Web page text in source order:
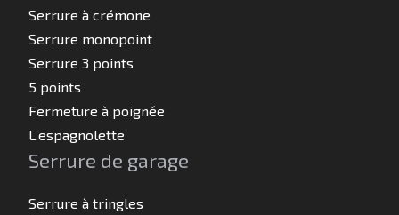
Serrure à crémone
Serrure monopoint
Serrure 3 points
5 points
Fermeture à poignée
L’espagnolette
Serrure de garage
Serrure à tringles